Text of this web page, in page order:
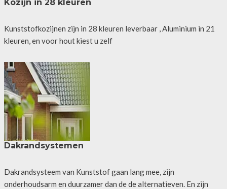
Kozijn in 28 kleuren
Kunststofkozijnen zijn in 28 kleuren leverbaar , Aluminium in 21
kleuren, en voor hout kiest u zelf
Dakrandsystemen
Dakrandsysteem van Kunststof gaan lang mee, zijn
onderhoudsarm en duurzamer dan de de alternatieven. En zijn